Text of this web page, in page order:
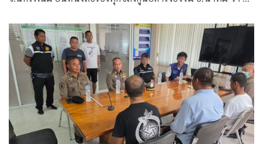
พัวพันกับยาเสพติด โดยไม่ยอมออกบิณฑบาตอันเป็นกิจวัตรของ
พระภิกษุสงฆ์และสามเณร เพื่อเผยแผ่ศาสนาและโปรดสัตว์ตาม
วินัยพุทธกาล